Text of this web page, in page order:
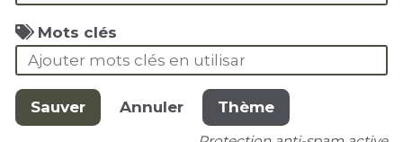
Mots clés
Sauver Annuler Thème